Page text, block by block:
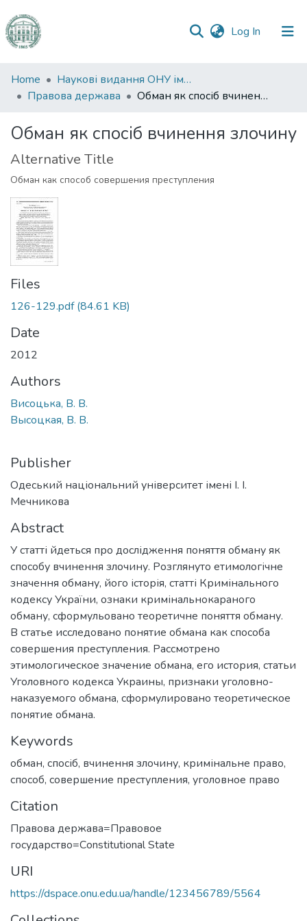
Log In (current)
Communities
&
All of DSpace
Statistics
Home
Наукові видання ОНУ імені І. І. Мечникова
Правова держава
Обман як спосіб вчинення злочину
Обман як спосіб вчинення злочину
Alternative Title
Обман как способ совершения преступления
Files
126-129.pdf(84.61 KB)
Date
2012
Authors
Висоцька, В. В.
Высоцкая, В. В.
Publisher
Одеський національний університет імені І. І.
Мечникова
Abstract
У статті йдеться про дослідження поняття обману як
способу вчинення злочину. Розглянуто етимологічне
значення обману, його історія, статті Кримінального
кодексу України, ознаки кримінальнокараного
обману, сформульовано теоретичне поняття обману.
В статье исследовано понятие обмана как способа
совершения преступления. Рассмотрено
этимологическое значение обмана, его история, статьи
Уголовного кодекса Украины, признаки уголовно-
наказуемого обмана, сформулировано теоретическое
понятие обмана.
Keywords
обман, спосіб, вчинення злочину, кримінальне право,
способ, совершение преступления, уголовное право
Citation
Правова держава=Правовое
государство=Сonstitutional State
URI
https://dspace.onu.edu.ua/handle/123456789/5564